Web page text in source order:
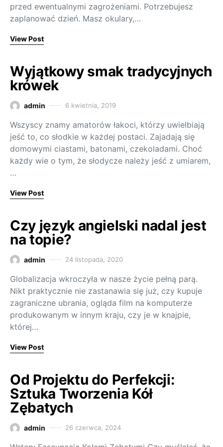
przed ewentualnymi zagrożeniami. Potrzebujesz
zaplanować dzień. Masz okulary,…
View Post
Wyjątkowy smak tradycyjnych
krówek
admin 6 kwietnia, 2019
Wszyscy znamy amatorów łakoci, którzy uwielbiają
jeść to, co słodkie w każdej postaci. Zajadają się
domowymi ciastami, batonami, czekoladami. Choć
każdy wie o tym, że słodycze należy jeść z umiarem,
…
View Post
Czy język angielski nadal jest
na topie?
admin 24 listopada, 2020
Globalizacja wkroczyła w nasze życie pełną parą.
Nikt praktycznie nie zastanawia się już, czy kupuje
zagraniczne ubrania, ogląda film na komputerze
produkowanym w innym kraju, czy je w knajpie,
której…
View Post
Od Projektu do Perfekcji:
Sztuka Tworzenia Kół
Zębatych
admin 26 czerwca, 2024